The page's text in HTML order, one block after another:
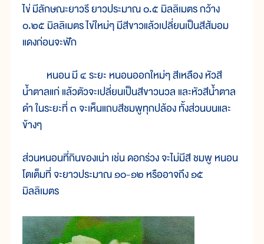
ไข่ มีลักษณะยาวรี ยาวประมาณ ๐.๕ มิลลิเมตร กว้าง
๐.๒๕ มิลลิเมตร ไข่ใหม่ๆ มีสีขาวแล้วเปลี่ยนเป็นสีส้มอม
แดงก่อนจะฟัก
หนอน มี ๔ ระยะ หนอนออกใหม่ๆ สีเหลือง หัวสี
น้ำตาลแก่ แล้วตัวจะเปลี่ยนเป็นสีขาวนวล และหัวสีน้ำตาล
ดำ ในระยะที่ ๓ จะเห็นแถบสีชมพูทุกปล้อง ทั้งส่วนบนและ
ข้างๆ
ส่วนหนอนที่กินของเน่า เช่น ดอกร่วง จะไม่มีสี ชมพู หนอน
โตเต็มที่ จะยาวประมาณ ๑๐-๑๒ หรืออาจถึง ๑๕
มิลลิเมตร